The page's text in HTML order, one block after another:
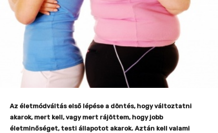
Az életmódváltás első lépése a döntés, hogy változtatni
akarok, mert kell, vagy mert rájöttem, hogy jobb
életminőséget, testi állapotot akarok. Aztán kell valami